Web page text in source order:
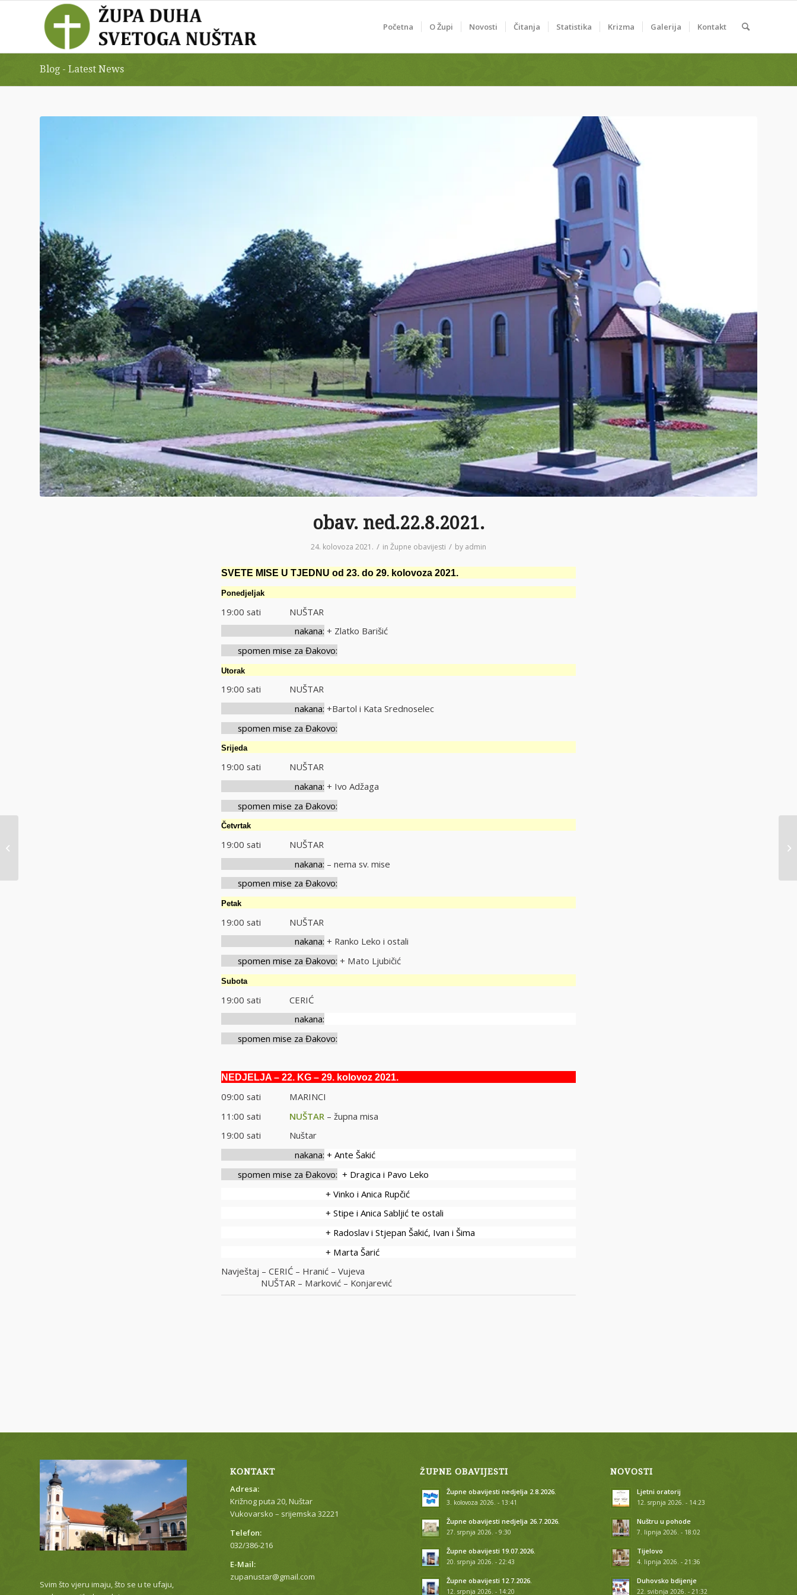
Početna O Župi Novosti Čitanja Statistika Krizma Galerija Kontakt
Blog - Latest News
obav. ned.22.8.2021.
24. kolovoza 2021. / in Župne obavijesti / by admin
SVETE MISE U TJEDNU od 23. do 29. kolovoza 2021.
Ponedjeljak
19:00 sati NUŠTAR
nakana: + Zlatko Barišić
spomen mise za Đakovo:
Utorak
19:00 sati NUŠTAR
nakana: +Bartol i Kata Srednoselec
spomen mise za Đakovo:
Srijeda
19:00 sati NUŠTAR
nakana: + Ivo Adžaga
spomen mise za Đakovo:
Četvrtak
19:00 sati NUŠTAR
nakana: – nema sv. mise
spomen mise za Đakovo:
Petak
19:00 sati NUŠTAR
nakana: + Ranko Leko i ostali
spomen mise za Đakovo: + Mato Ljubičić
Subota
19:00 sati CERIĆ
nakana:
spomen mise za Đakovo:
NEDJELJA – 22. KG – 29. kolovoz 2021.
09:00 sati MARINCI
11:00 sati NUŠTAR – župna misa
19:00 sati Nuštar
nakana: + Ante Šakić
spomen mise za Đakovo: + Dragica i Pavo Leko
+ Vinko i Anica Rupčić
+ Stipe i Anica Sabljić te ostali
+ Radoslav i Stjepan Šakić, Ivan i Šima
+ Marta Šarić
Navještaj – CERIĆ – Hranić – Vujeva
NUŠTAR – Marković – Konjarević
Svim što vjeru imaju, što se u te ufaju,
KONTAKT
Adresa:
Križnog puta 20, Nuštar
Vukovarsko – srijemska 32221
Telefon:
032/386-216
E-Mail:
zupanustar@gmail.com
ŽUPNE OBAVIJESTI
Župne obavijesti nedjelja 2.8.2026.
3. kolovoza 2026. - 13:41
Župne obavijesti nedjelja 26.7.2026.
27. srpnja 2026. - 9:30
Župne obavijesti 19.07.2026.
20. srpnja 2026. - 22:43
Župne obavijesti 12.7.2026.
12. srpnja 2026. - 14:20
NOVOSTI
Ljetni oratorij
12. srpnja 2026. - 14:23
Nuštru u pohode
7. lipnja 2026. - 18:02
Tijelovo
4. lipnja 2026. - 21:36
Duhovsko bdijenje
22. svibnja 2026. - 21:32